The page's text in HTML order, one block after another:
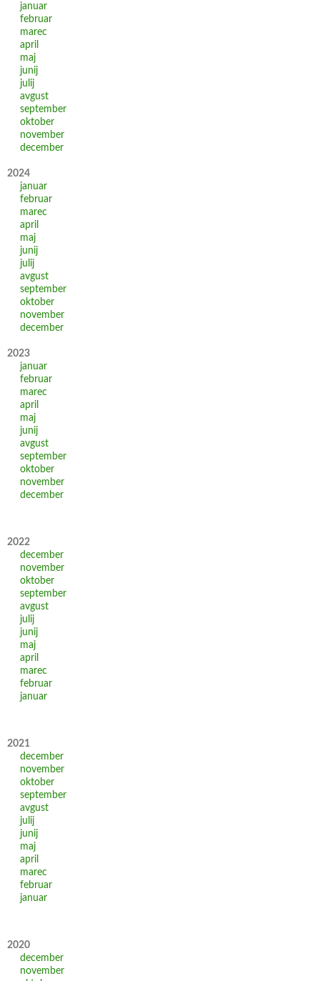
januar
februar
marec
april
maj
junij
julij
avgust
september
oktober
november
december
2024
januar
februar
marec
april
maj
junij
julij
avgust
september
oktober
november
december
2023
januar
februar
marec
april
maj
junij
avgust
september
oktober
november
december
2022
december
november
oktober
september
avgust
julij
junij
maj
april
marec
februar
januar
2021
december
november
oktober
september
avgust
julij
junij
maj
april
marec
februar
januar
2020
december
november